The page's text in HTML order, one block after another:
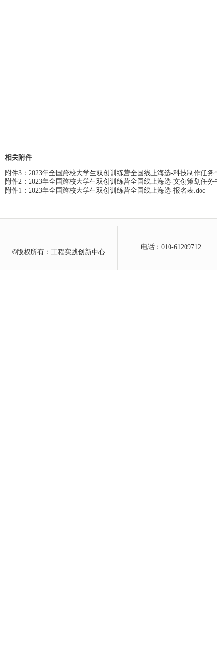
相关附件
附件3：2023年全国跨校大学生双创训练营全国线上海选-科技制作任务
附件2：2023年全国跨校大学生双创训练营全国线上海选-文创策划任务
附件1：2023年全国跨校大学生双创训练营全国线上海选-报名表.doc
©版权所有：工程实践创新中心
电话：010-61209712